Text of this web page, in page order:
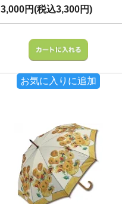
3,000円(税込3,300円)
お気に入りに追加